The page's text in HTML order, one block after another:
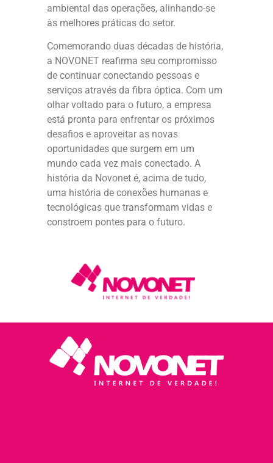
ambiental das operações, alinhando-se
às melhores práticas do setor.
Comemorando duas décadas de história,
a NOVONET reafirma seu compromisso
de continuar conectando pessoas e
serviços através da fibra óptica. Com um
olhar voltado para o futuro, a empresa
está pronta para enfrentar os próximos
desafios e aproveitar as novas
oportunidades que surgem em um
mundo cada vez mais conectado. A
história da Novonet é, acima de tudo,
uma história de conexões humanas e
tecnológicas que transformam vidas e
constroem pontes para o futuro.